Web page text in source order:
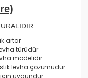
artar
türüdür
modelidir
levha çözümüdür
için uygundur